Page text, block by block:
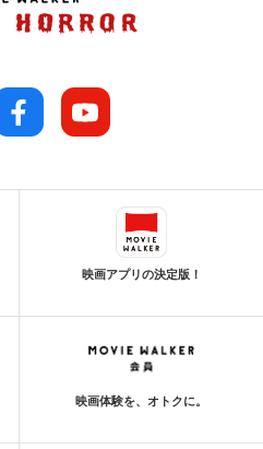
映画アプリの決定版！
映画体験を、オトクに。